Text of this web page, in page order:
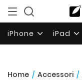
iPhone iPad
Home / Accessori /